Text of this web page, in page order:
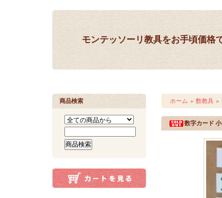
モンテッソーリ教具をお手頃価格
商品検索 ホーム ＞ 数教具 ＞
数字カード